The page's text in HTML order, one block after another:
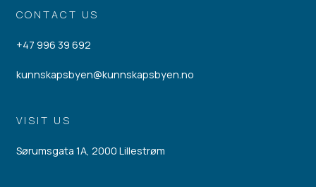
CONTACT US
+47 996 39 692
kunnskapsbyen@kunnskapsbyen.no
VISIT US
Sørumsgata 1A, 2000 Lillestrøm